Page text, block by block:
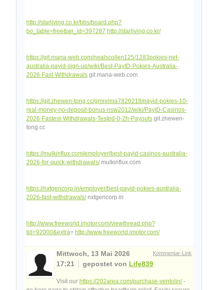
http://starliving.co.kr/bbs/board.php?
bo_table=free&wr_id=397287 http://starliving.co.kr/
https://git.mana-web.com/nealscollen125/1283pokies-net-
australia-payid-sign-up/wiki/Best-PayID-Pokies-Australia-
2026-Fast-Withdrawals git.mana-web.com
https://git.zhewen-tong.cc/gmrelma7820218/payid-pokies-10-
real-money-no-deposit-bonus-nsw2012/wiki/PayID-Casinos-
2026-Fastest-Withdrawals-Tested-0-2h-Payouts git.zhewen-
tong.cc
https://mulkinflux.com/employer/best-payid-casinos-australia-
2026-for-quick-withdrawals/mulkinflux.com
https://nxtgencorp.in/employer/best-payid-pokies-australia-
2026-fast-withdrawals/nxtgencorp.in
http://www.freeworld.imotor.com/viewthread.php?
tid=92000&extra= http://www.freeworld.imotor.com/
Kommentar-Link
Mittwoch, 13 Mai 2026
17:21
gepostet von Life839
Visit our https://202area.com/purchase-ventolin/-